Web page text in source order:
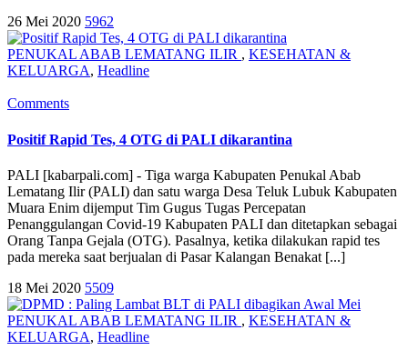
26 Mei 2020 5962
PENUKAL ABAB LEMATANG ILIR , KESEHATAN &
KELUARGA, Headline
Comments
Positif Rapid Tes, 4 OTG di PALI dikarantina
PALI [kabarpali.com] - Tiga warga Kabupaten Penukal Abab
Lematang Ilir (PALI) dan satu warga Desa Teluk Lubuk Kabupaten
Muara Enim dijemput Tim Gugus Tugas Percepatan
Penanggulangan Covid-19 Kabupaten PALI dan ditetapkan sebagai
Orang Tanpa Gejala (OTG). Pasalnya, ketika dilakukan rapid tes
pada mereka saat berjualan di Pasar Kalangan Benakat [...]
18 Mei 2020 5509
PENUKAL ABAB LEMATANG ILIR , KESEHATAN &
KELUARGA, Headline